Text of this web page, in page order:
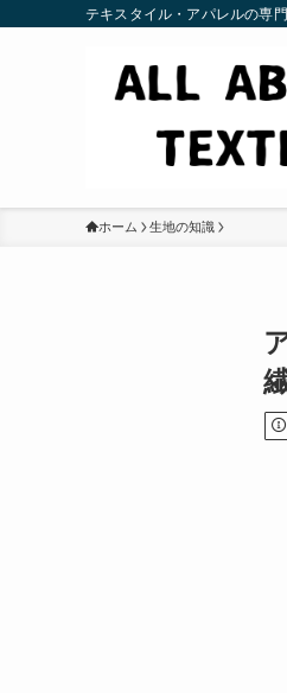
テキスタイル・アパレルの専
ホーム 生地の知識